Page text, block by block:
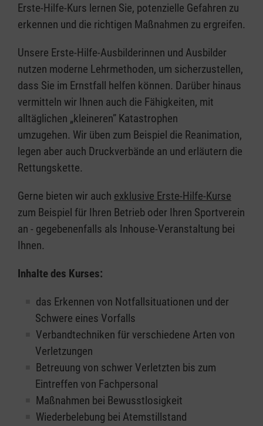
Erste-Hilfe-Kurs lernen Sie, potenzielle Gefahren zu
erkennen und die richtigen Maßnahmen zu ergreifen.
Unsere Erste-Hilfe-Ausbilderinnen und Ausbilder
nutzen moderne Lehrmethoden, um sicherzustellen,
dass Sie im Ernstfall helfen können. Darüber hinaus
vermitteln wir Ihnen auch die Fähigkeiten, mit
alltäglichen „kleineren” Katastrophen
umzugehen. Wir üben zum Beispiel die Reanimation,
legen aber auch Druckverbände an und erläutern die
Rettungskette.
Gerne bieten wir auch exklusive Erste-Hilfe-Kurse
zum Beispiel für Ihren Betrieb oder Ihren Sportverein
an - gegebenenfalls als Inhouse-Veranstaltung bei
Ihnen.
Inhalte des Kurses:
das Erkennen von Notfallsituationen und der
Schwere eines Vorfalls
Verbandtechniken für verschiedene Arten von
Verletzungen
Betreuung von schwer Verletzten bis zum
Eintreffen von Fachpersonal
Maßnahmen bei Bewusstlosigkeit
Wiederbelebung bei Atemstillstand